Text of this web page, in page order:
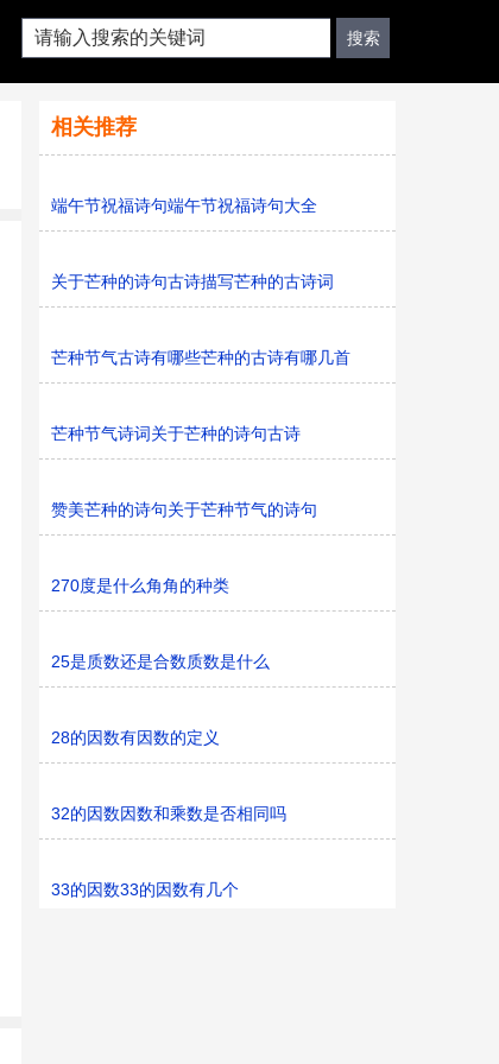
相关推荐
端午节祝福诗句端午节祝福诗句大全
关于芒种的诗句古诗描写芒种的古诗词
芒种节气古诗有哪些芒种的古诗有哪几首
芒种节气诗词关于芒种的诗句古诗
赞美芒种的诗句关于芒种节气的诗句
270度是什么角角的种类
25是质数还是合数质数是什么
28的因数有因数的定义
32的因数因数和乘数是否相同吗
33的因数33的因数有几个